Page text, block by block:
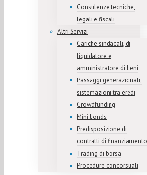
Consulenze tecniche,
legali e fiscali
Altri Servizi
Cariche sindacali, di
liquidatore e
amministratore di beni
Passaggi generazionali,
sistemazioni tra eredi
Crowdfunding
Mini bonds
Predisposizione di
contratti di finanziamento
Trading di borsa
Procedure concorsuali